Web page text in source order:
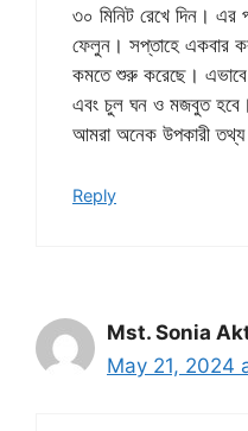
৩০ মিনিট রেখে দিন। এর
ফেলুন। সপ্তাহে একবার
কমতে শুরু করেছে।
এবং চুল ঘন ও মজবুত হবে।
আমরা অনেক উপকারী তথ্য
Reply
Mst. Sonia
May 21, 2024